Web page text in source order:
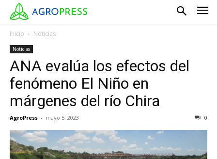
Inicio Noticias
Noticias
ANA evalúa los efectos del
fenómeno El Niño en
márgenes del río Chira
AgroPress - mayo 5, 2023 0